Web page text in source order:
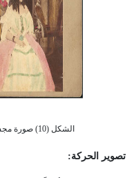
الشكل (10) صورة مجسمة عند المشاهدة بمنظار تجسيم.
تصوير الحركة: